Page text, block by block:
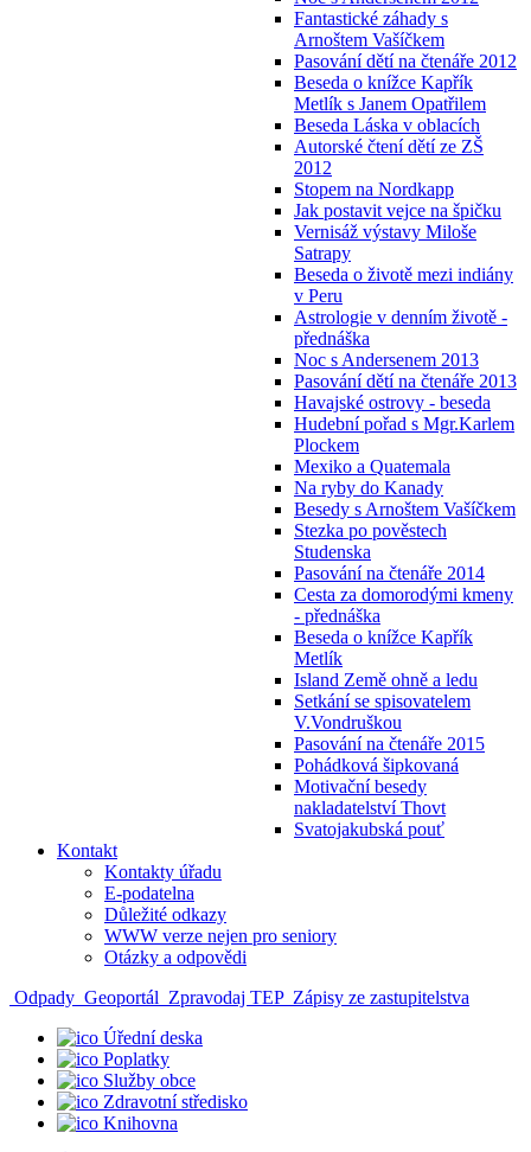
Fantastické záhady s
Arnoštem Vašíčkem
Pasování dětí na čtenáře 2012
Beseda o knížce Kapřík
Metlík s Janem Opatřilem
Beseda Láska v oblacích
Autorské čtení dětí ze ZŠ
2012
Stopem na Nordkapp
Jak postavit vejce na špičku
Vernisáž výstavy Miloše
Satrapy
Beseda o životě mezi indiány
v Peru
Astrologie v denním životě -
přednáška
Noc s Andersenem 2013
Pasování dětí na čtenáře 2013
Havajské ostrovy - beseda
Hudební pořad s Mgr.Karlem
Plockem
Mexiko a Quatemala
Na ryby do Kanady
Besedy s Arnoštem Vašíčkem
Stezka po pověstech
Studenska
Pasování na čtenáře 2014
Cesta za domorodými kmeny
- přednáška
Beseda o knížce Kapřík
Metlík
Island Země ohně a ledu
Setkání se spisovatelem
V.Vondruškou
Pasování na čtenáře 2015
Pohádková šipkovaná
Motivační besedy
nakladatelství Thovt
Svatojakubská pouť
Kontakt
Kontakty úřadu
E-podatelna
Důležité odkazy
WWW verze nejen pro seniory
Otázky a odpovědi
Odpady Geoportál Zpravodaj TEP Zápisy ze zastupitelstva
Úřední deska
Poplatky
Služby obce
Zdravotní středisko
Knihovna